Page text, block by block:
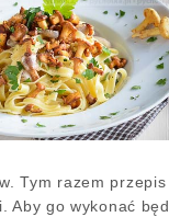
Tym razem
Aby go wykonać